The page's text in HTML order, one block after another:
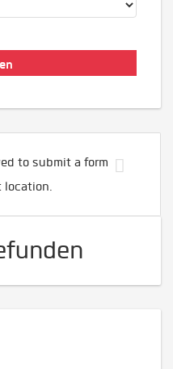
to submit a form
location.